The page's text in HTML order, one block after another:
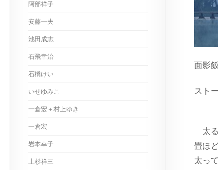
面影
スト
太る
畳ほ
太っ
阿部祥子
安藤一夫
池田成志
石飛幸治
石橋けい
いせゆみこ
一倉宏＋村上ゆき
一倉宏
岩本幸子
上杉祥三